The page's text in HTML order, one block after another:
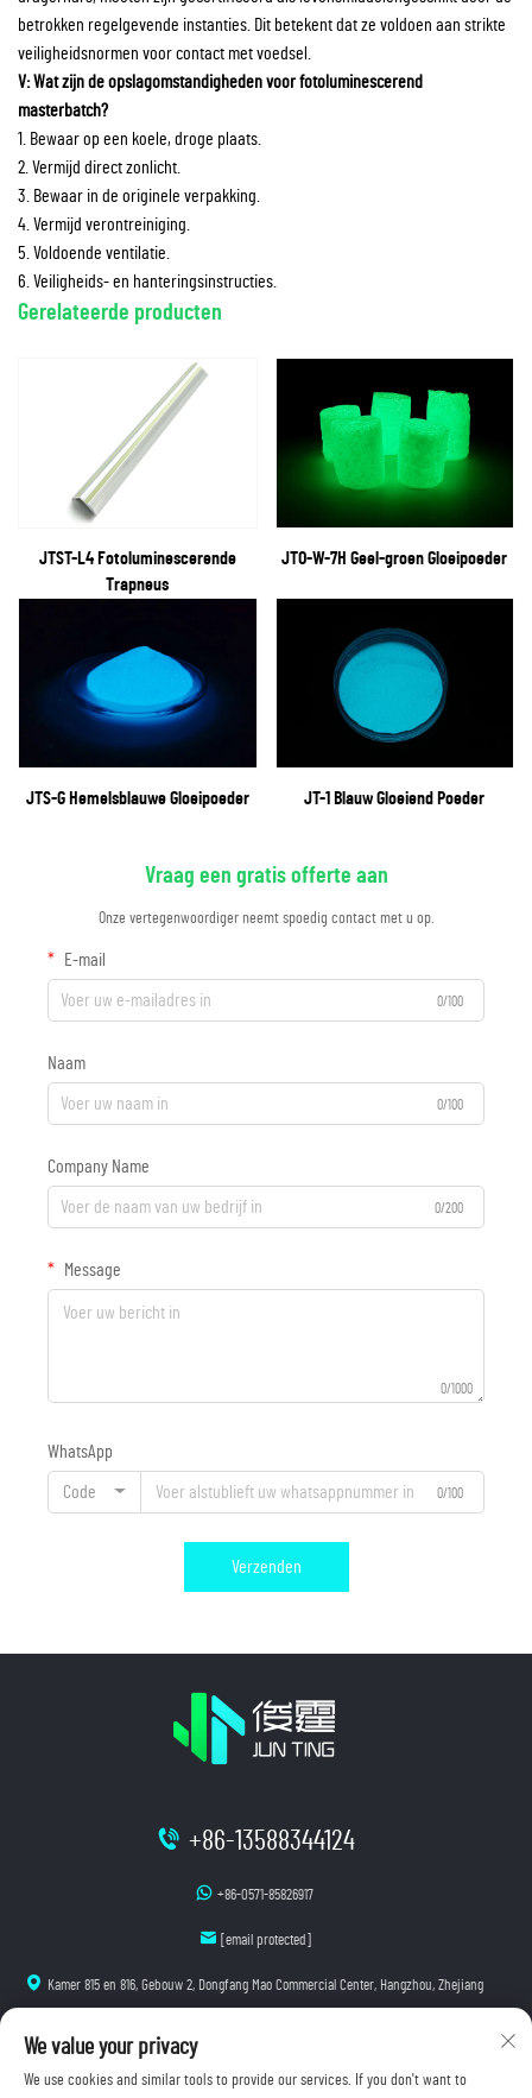
betrokken regelgevende instanties. Dit betekent dat ze voldoen aan strikte
veiligheidsnormen voor contact met voedsel.
V: Wat zijn de opslagomstandigheden voor fotoluminescerend
masterbatch?
1. Bewaar op een koele, droge plaats.
2. Vermijd direct zonlicht.
3. Bewaar in de originele verpakking.
4. Vermijd verontreiniging.
5. Voldoende ventilatie.
6. Veiligheids- en hanteringsinstructies.
Gerelateerde producten
JTST-L4 Fotoluminescerende
Trapneus
JTO-W-7H Geel-groen Gloeipoeder
JTS-G Hemelsblauwe Gloeipoeder JT-1 Blauw Gloeiend Poeder
Vraag een gratis offerte aan
Onze vertegenwoordiger neemt spoedig contact met u op.
E-mail
0/100
Naam
0/100
Company Name
0/200
Message
0/1000
WhatsApp
Code 0/100
Verzenden
+86-13588344124
+86-0571-85826917
[email protected]
Kamer 815 en 816, Gebouw 2, Dongfang Mao Commercial Center, Hangzhou, Zhejiang
We value your privacy
We use cookies and similar tools to provide our services. If you don't want to